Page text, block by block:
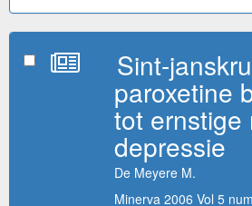
Sint-
paroxetine
tot ernstige
depressie
De Meyere M.
Minerva 2006 Vol 5